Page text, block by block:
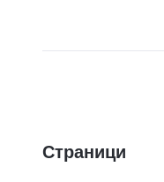
Страници